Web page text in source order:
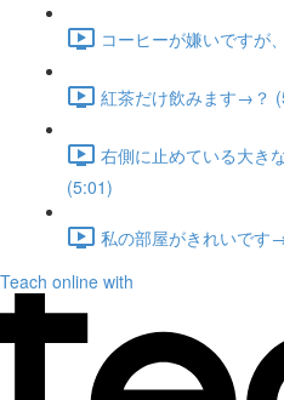
コーヒーが嫌いですが
紅茶だけ飲みます→？
右側に止めている大き
(5:01)
私の部屋がきれいです
Teach online with